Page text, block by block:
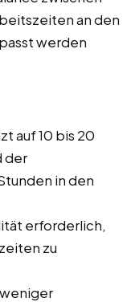
an den
werden
auf 10 bis 20
der
in den
erforderlich,
zu